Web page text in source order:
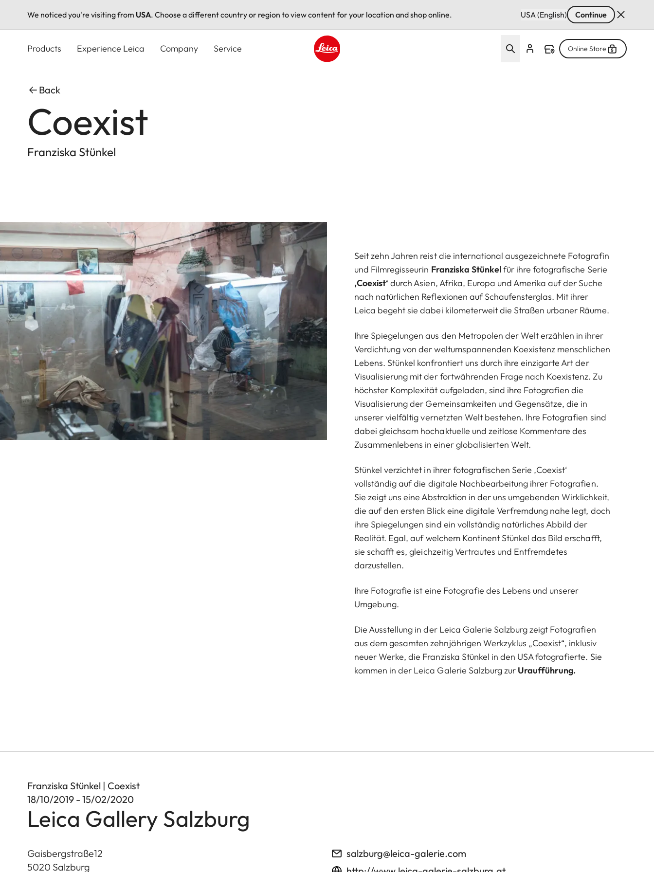
We noticed you're visiting from USA. Choose a different country or region to view content for your location and shop online. USA (English) Continue
Products Experience Leica Company Service Online Store
Back
Coexist
Franziska Stünkel
Seit zehn Jahren reist die international ausgezeichnete Fotografin
und Filmregisseurin Franziska Stünkelfür ihre fotografische Serie
‚Coexist‘ durch Asien, Afrika, Europa und Amerika auf der Suche
nach natürlichen Reflexionen auf Schaufensterglas. Mit ihrer
Leica begeht sie dabei kilometerweit die Straßen urbaner Räume.
Ihre Spiegelungen aus den Metropolen der Welt erzählen in ihrer
Verdichtung von der weltumspannenden Koexistenz menschlichen
Lebens. Stünkel konfrontiert uns durch ihre einzigarte Art der
Visualisierung mit der fortwährenden Frage nach Koexistenz. Zu
höchster Komplexität aufgeladen, sind ihre Fotografien die
Visualisierung der Gemeinsamkeiten und Gegensätze, die in
unserer vielfältig vernetzten Welt bestehen. Ihre Fotografien sind
dabei gleichsam hochaktuelle und zeitlose Kommentare des
Zusammenlebens in einer globalisierten Welt.
Stünkel verzichtet in ihrer fotografischen Serie ‚Coexist‘
vollständig auf die digitale Nachbearbeitung ihrer Fotografien.
Sie zeigt uns eine Abstraktion in der uns umgebenden Wirklichkeit,
die auf den ersten Blick eine digitale Verfremdung nahe legt, doch
ihre Spiegelungen sind ein vollständig natürliches Abbild der
Realität. Egal, auf welchem ​​Kontinent Stünkel das Bild erschafft,
sie schafft es, gleichzeitig Vertrautes und Entfremdetes
darzustellen.
Ihre Fotografie ist eine Fotografie des Lebens und unserer
Umgebung.
Die Ausstellung in der Leica Galerie Salzburg zeigt Fotografien
aus dem gesamten zehnjährigen Werkzyklus „Coexist“, inklusiv
neuer Werke, die Franziska Stünkel in den USA fotografierte. Sie
kommen in der Leica Galerie Salzburg zur Uraufführung.
Franziska Stünkel | Coexist
18/10/2019 - 15/02/2020
Leica Gallery Salzburg
Gaisbergstraße12
5020 Salzburg
salzburg@leica-galerie.com